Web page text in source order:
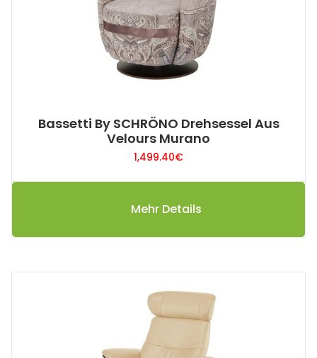
Bassetti By SCHRÖNO Drehsessel Aus
Velours Murano
1,499.40€
Mehr Details